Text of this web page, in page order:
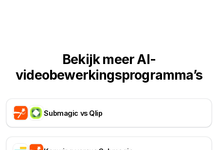
Bekijk meer AI-
videobewerkingsprogramma’s
Submagic vs Qlip